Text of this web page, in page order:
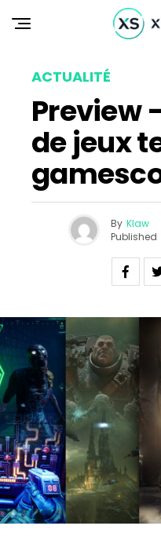
ACTUALITÉ
Preview
de jeux
By Klaw
Published